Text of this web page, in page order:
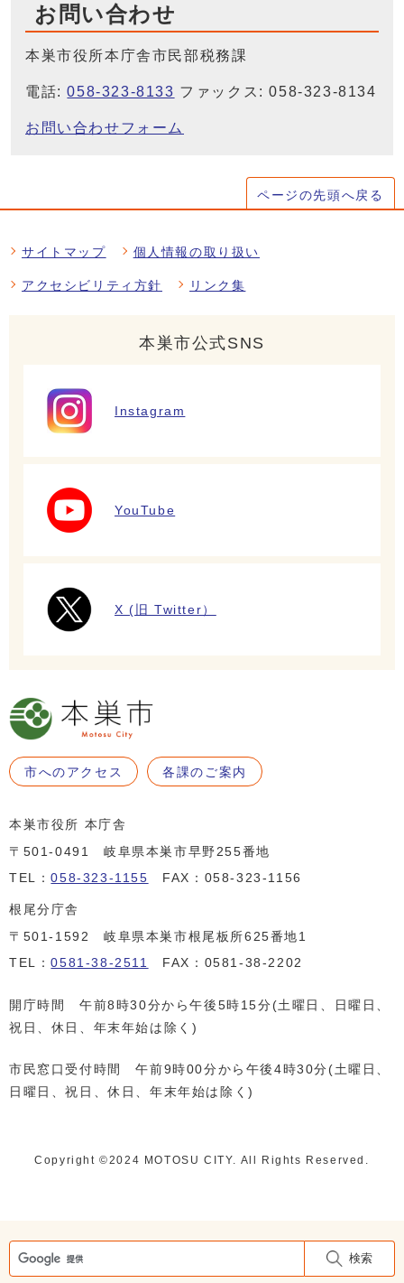
検索
お問い合わせ
本巣市役所本庁舎市民部税務課
電話:058-323-8133 ファックス: 058-323-8134
お問い合わせフォーム
ページの先頭へ戻る
サイトマップ 個人情報の取り扱い
アクセシビリティ方針 リンク集
本巣市公式SNS
Instagram
YouTube
X (旧 Twitter）
市へのアクセス 各課のご案内
本巣市役所 本庁舎
〒501-0491 岐阜県本巣市早野255番地
TEL：058-323-1155 FAX：058-323-1156
根尾分庁舎
〒501-1592 岐阜県本巣市根尾板所625番地1
TEL：0581-38-2511 FAX：0581-38-2202
開庁時間 午前8時30分から午後5時15分(土曜日、日曜日、
祝日、休日、年末年始は除く)
市民窓口受付時間 午前9時00分から午後4時30分(土曜日、
日曜日、祝日、休日、年末年始は除く)
Copyright ©️2024 MOTOSU CITY. All Rights Reserved.